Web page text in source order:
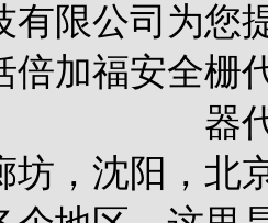
有限公司为您
倍加福安全栅
器
坊，沈阳，北